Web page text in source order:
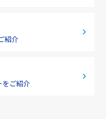
紹介
をご紹介